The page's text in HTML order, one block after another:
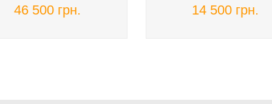
46 500 грн. 14 500 грн.